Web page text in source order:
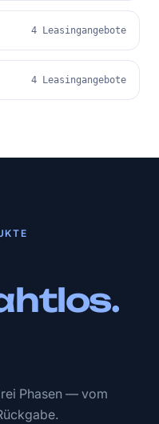
4 Leasingangebote
4 Leasingangebote
Phasen — vom